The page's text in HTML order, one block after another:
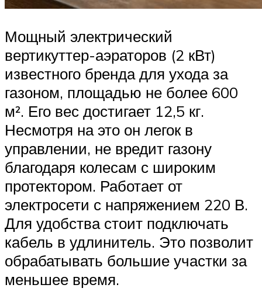
Мощный электрический
вертикуттер-аэраторов (2 кВт)
известного бренда для ухода за
газоном, площадью не более 600
м². Его вес достигает 12,5 кг.
Несмотря на это он легок в
управлении, не вредит газону
благодаря колесам с широким
протектором. Работает от
электросети с напряжением 220 В.
Для удобства стоит подключать
кабель в удлинитель. Это позволит
обрабатывать большие участки за
меньшее время.